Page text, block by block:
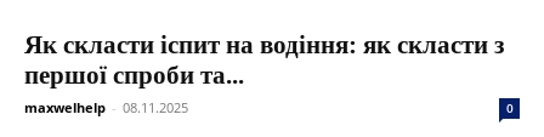
Як скласти іспит на водіння: як скласти з
першої спроби та...
maxwelhelp - 08.11.2025 0